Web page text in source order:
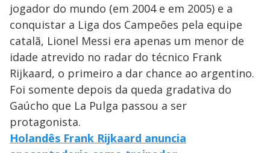
jogador do mundo (em 2004 e em 2005) e a
conquistar a Liga dos Campeões pela equipe
catalã, Lionel Messi era apenas um menor de
idade atrevido no radar do técnico Frank
Rijkaard, o primeiro a dar chance ao argentino.
Foi somente depois da queda gradativa do
Gaúcho que La Pulga passou a ser
protagonista.
Holandês Frank Rijkaard anuncia